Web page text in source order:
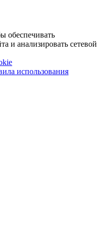
обеспечивать
и анализировать сетевой
использования